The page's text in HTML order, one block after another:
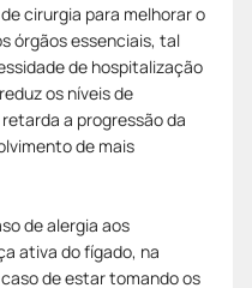
cirurgia para melhorar o
órgãos essenciais, tal
de hospitalização
os níveis de
a progressão da
de mais
de alergia aos
ativa do fígado, na
de estar tomando os